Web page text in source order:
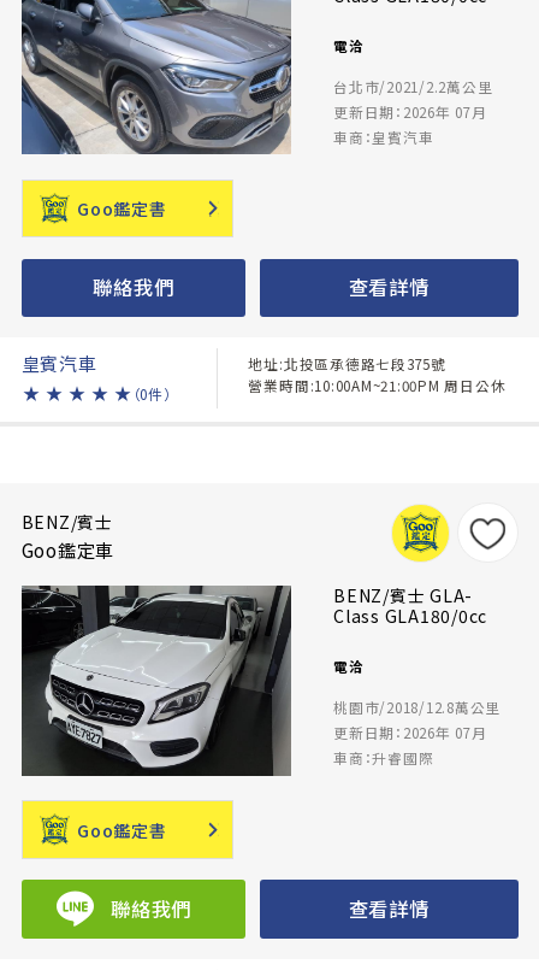
電洽
台北市/2021/2.2萬公里
更新日期：2026年 07月
車商：皇賓汽車
Goo鑑定書
聯絡我們 查看詳情
皇賓汽車
★ ★ ★ ★ ★ （0件）
地址:北投區承德路七段375號
營業時間:10:00AM~21:00PM 周日公休
BENZ/賓士
Goo鑑定車
BENZ/賓士 GLA-
Class GLA180/0cc
電洽
桃園市/2018/12.8萬公里
更新日期：2026年 07月
車商：升睿國際
Goo鑑定書
聯絡我們 查看詳情